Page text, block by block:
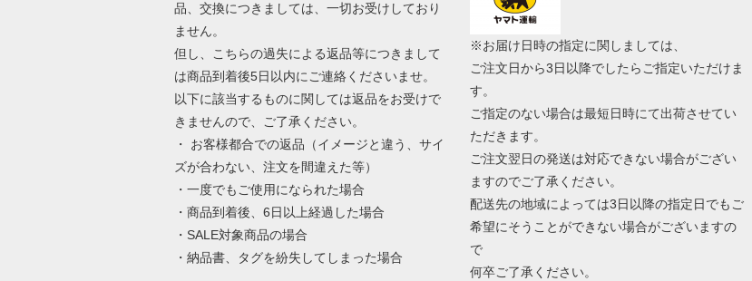
品、交換につきましては、一切お受けしており
ません。
但し、こちらの過失による返品等につきまして
は商品到着後5日以内にご連絡くださいませ。
以下に該当するものに関しては返品をお受けで
きませんので、ご了承ください。
・ お客様都合での返品（イメージと違う、サイ
ズが合わない、注文を間違えた等）
・一度でもご使用になられた場合
・商品到着後、6日以上経過した場合
・SALE対象商品の場合
・納品書、タグを紛失してしまった場合
※お届け日時の指定に関しましては、
ご注文日から3日以降でしたらご指定いただけま
す。
ご指定のない場合は最短日時にて出荷させてい
ただきます。
ご注文翌日の発送は対応できない場合がござい
ますのでご了承ください。
配送先の地域によっては3日以降の指定日でもご
希望にそうことができない場合がございますの
で
何卒ご了承ください。